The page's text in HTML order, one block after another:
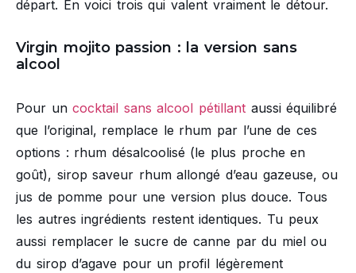
départ. En voici trois qui valent vraiment le détour.
Virgin mojito passion : la version sans
alcool
Pour uncocktail sans alcool pétillant aussi équilibré
que l’original, remplace le rhum par l’une de ces
options : rhum désalcoolisé (le plus proche en
goût), sirop saveur rhum allongé d’eau gazeuse, ou
jus de pomme pour une version plus douce. Tous
les autres ingrédients restent identiques. Tu peux
aussi remplacer le sucre de canne par du miel ou
du sirop d’agave pour un profil légèrement